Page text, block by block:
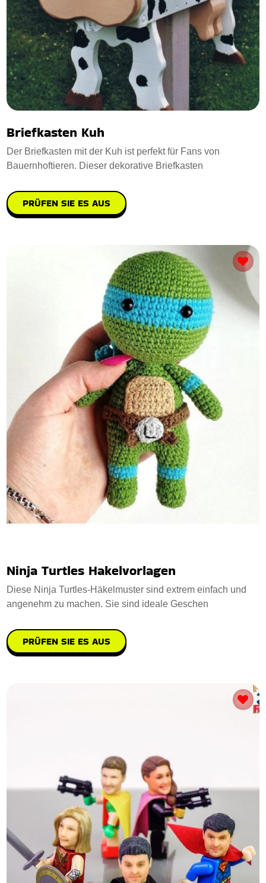
Briefkasten Kuh
Der Briefkasten mit der Kuh ist perfekt für Fans von
Bauernhoftieren. Dieser dekorative Briefkasten
PRÜFEN SIE ES AUS
Ninja Turtles Hakelvorlagen
Diese Ninja Turtles-Häkelmuster sind extrem einfach und
angenehm zu machen. Sie sind ideale Geschen
PRÜFEN SIE ES AUS